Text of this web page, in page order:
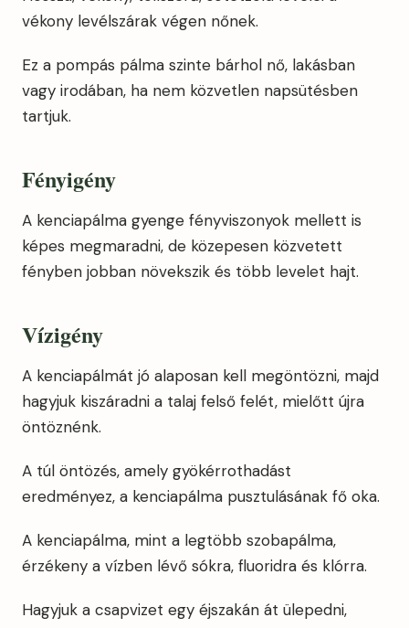
vékony levélszárak végen nőnek.
Ez a pompás pálma szinte bárhol nő, lakásban
vagy irodában, ha nem közvetlen napsütésben
tartjuk.
Fényigény
A kenciapálma gyenge fényviszonyok mellett is
képes megmaradni, de közepesen közvetett
fényben jobban növekszik és több levelet hajt.
Vízigény
A kenciapálmát jó alaposan kell megöntözni, majd
hagyjuk kiszáradni a talaj felső felét, mielőtt újra
öntöznénk.
A túl öntözés, amely gyökérrothadást
eredményez, a kenciapálma pusztulásának fő oka.
A kenciapálma, mint a legtöbb szobapálma,
érzékeny a vízben lévő sókra, fluoridra és klórra.
Hagyjuk a csapvizet egy éjszakán át ülepedni,